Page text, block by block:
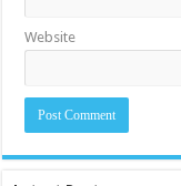
Website